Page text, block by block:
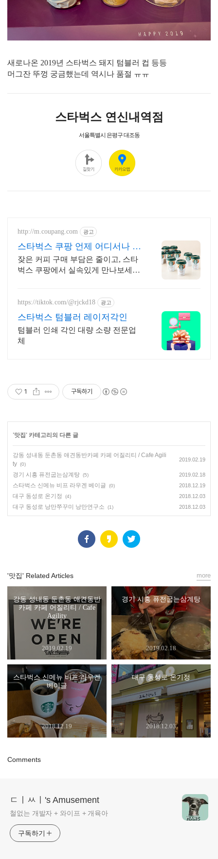
새로나온 2019년 스타벅스 돼지 텀블러 컵 등등
머그잔 뚜껑 궁금했는데 역시나 품절 ㅠㅠ
http://m.coupang.com 광고
스타벅스 쿠팡 언제 어디서나 간
편하게
잦은 커피 구매 부담은 줄이고, 스타
벅스 쿠팡에서 실속있게 만나보세
해보세요!
https://tiktok.com/@rjckd18 광고
스타벅스 텀블러 레이저각인
텀블러 인쇄 각인 대량 소량 전문업
체
1 구독하기
'맛집 ' 카테고리의 다른 글
강동 성내동 둔촌동 애견동반카페 카페 어질리티 / Cafe Agili
ty (0)
2019.02.19
경기 시흥 퓨전굽는삼계탕 (5) 2019.02.18
스타벅스 신메뉴 비프 라우겐 베이글 (0) 2018.12.19
대구 동성로 온기정 (4) 2018.12.03
대구 동성로 낭만쭈꾸미 낭만연구소 (1) 2018.12.03
'맛집' Related Articles
강동 성내동 둔촌동 애견동반
카페 카페 어질리티 / Cafe
Agility
2019.02.19
경기 시흥 퓨전굽는삼계탕
2019.02.18
스타벅스 신메뉴 비프 라우겐
베이글
2018.12.19
대구 동성로 온기정
2018.12.03
more
Comments
ㄷㅣㅆㅣ's Amusement
철없는 개발자 + 와이프 + 개육아
구독하기